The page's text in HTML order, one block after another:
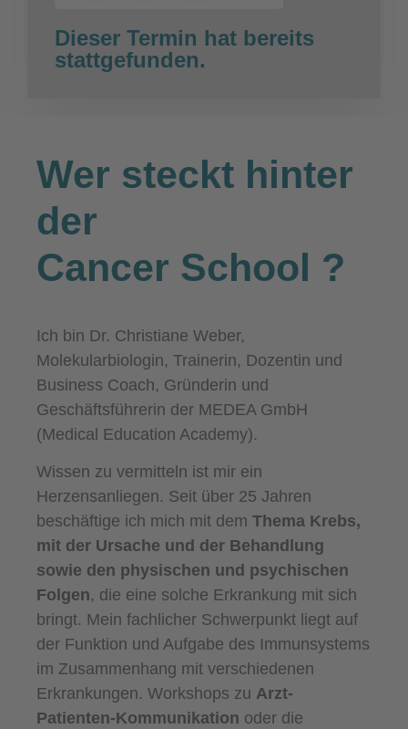
Dieser Termin hat bereits
stattgefunden.
Wer steckt hinter
der
Cancer School ?
Ich bin Dr. Christiane Weber,
Molekularbiologin, Trainerin, Dozentin und
Business Coach, Gründerin und
Geschäftsführerin der MEDEA GmbH
(Medical Education Academy).
Wissen zu vermitteln ist mir ein
Herzensanliegen. Seit über 25 Jahren
beschäftige ich mich mit dem Thema Krebs,
mit der Ursache und der Behandlung
sowie den physischen und psychischen
Folgen, die eine solche Erkrankung mit sich
bringt. Mein fachlicher Schwerpunkt liegt auf
der Funktion und Aufgabe des Immunsystems
im Zusammenhang mit verschiedenen
Erkrankungen. Workshops zu Arzt-
Patienten-Kommunikation oder die